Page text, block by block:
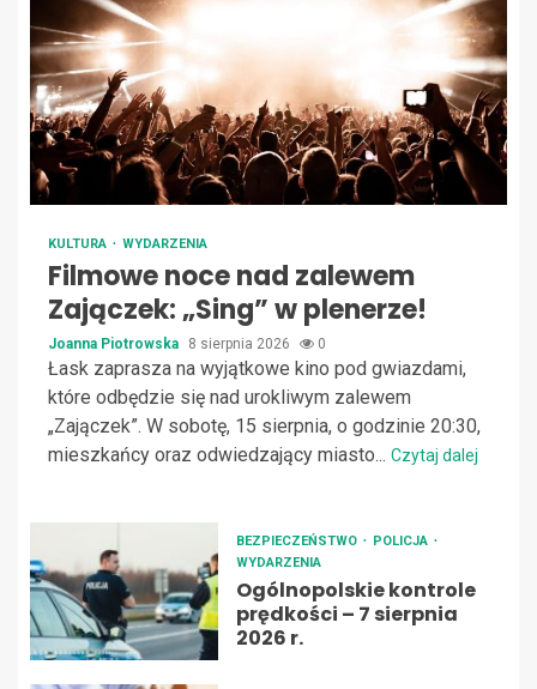
KULTURA WYDARZENIA
Filmowe noce nad zalewem
Zajączek: „Sing” w plenerze!
Joanna Piotrowska 8 sierpnia 2026 0
Łask zaprasza na wyjątkowe kino pod gwiazdami,
które odbędzie się nad urokliwym zalewem
„Zajączek”. W sobotę, 15 sierpnia, o godzinie 20:30,
mieszkańcy oraz odwiedzający miasto... Czytaj dalej
BEZPIECZEŃSTWO
POLICJA
WYDARZENIA
Ogólnopolskie kontrole
prędkości – 7 sierpnia
2026 r.